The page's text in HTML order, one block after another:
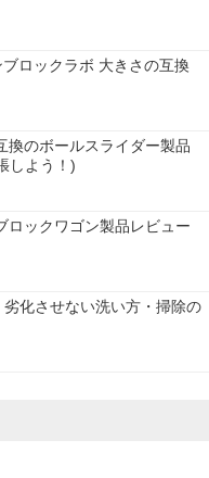
ロックラボ 大きさの互換
換のボールスライダー製品
しよう！)
ロックワゴン製品レビュー
化させない洗い方・掃除の